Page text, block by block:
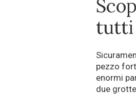
tutti
pezzo
enormi
due